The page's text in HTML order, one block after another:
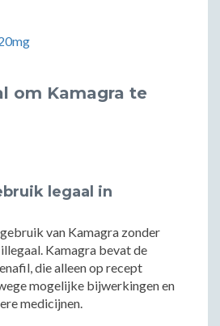
om Kamagra te
legaal in
van Kamagra zonder
Kamagra bevat de
die alleen op recept
mogelijke bijwerkingen en
medicijnen.